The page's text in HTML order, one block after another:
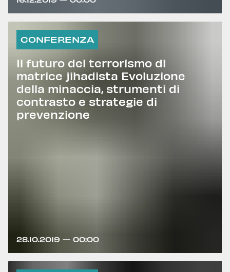
CONFERENZA
Il futuro del terrorismo di
matrice jihadista Evoluzione
della minaccia, strumenti di
contrasto e strategie di
prevenzione
28.10.2019 — 00:00